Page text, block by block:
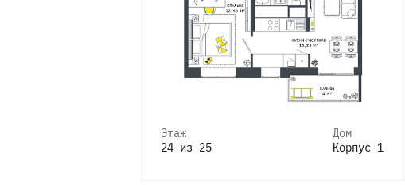
Этаж
24 из 25
Дом
Корпус 1